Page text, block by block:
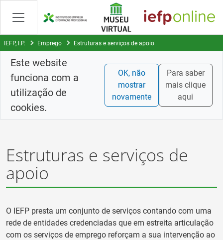
Saltar
para
conteúdo
principal
IEFP, I.P. Emprego Estruturas e serviços de apoio
Este website
funciona com a
utilização de
cookies.
OK, não
mostrar
novamente
Para saber
mais clique
aqui
Estruturas e serviços de
apoio
O IEFP presta um conjunto de serviços contando com uma
rede de entidades credenciadas que em estreita articulação
com os serviços de emprego reforçam a sua intervenção ao